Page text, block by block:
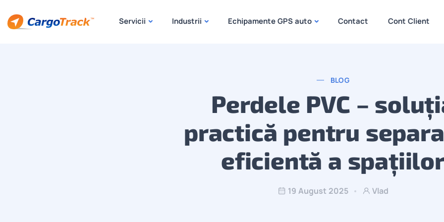
Servicii Industrii Echipamente GPS auto Contact Cont Client
BLOG
Perdele PVC –
practică pentru
eficientă a
19 August 2025 Vlad